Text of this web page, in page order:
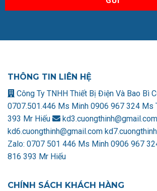
THÔNG TIN LIÊN HỆ
Công Ty TNHH Thiết Bị Điện Và Bao Bì
0707.501.446 Ms Minh 0906 967 324 Ms
393 Mr Hiếu
kd3.cuongthinh@gmail.com
kd6.cuongthinh@gmail.com
Zalo: 0707 501 446 Ms Minh 0906 967
816 393 Mr Hiếu
CHÍNH SÁCH KHÁCH HÀNG